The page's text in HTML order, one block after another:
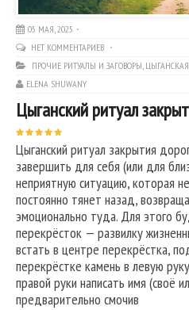
05 МАЯ, 2025
НЕТ КОММЕНТАРИЕВ
ПРОЧИЕ РИТУАЛЫ И ЗАГОВОРЫ,
ELENA SHUWANY
Цыганский ритуал
Цыганский ритуал закрытия
завершить для себя (или для
неприятную ситуацию, которая
постоянно тянет назад,
эмоционально туда. Для этого
перекрёсток — развилку
встать в центре перекрёстка,
перекрёстке камень в левую
правой руки написать имя (своё
предварительно смочив